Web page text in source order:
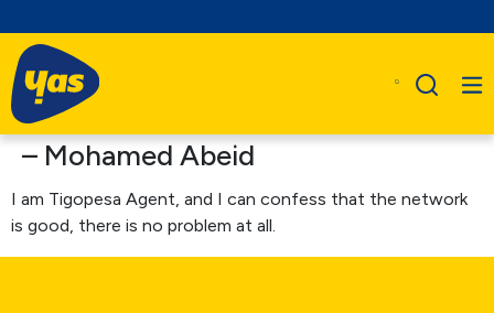
– Mohamed Abeid
I am Tigopesa Agent, and I can confess that the network
is good, there is no problem at all.